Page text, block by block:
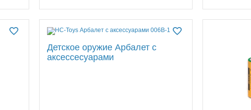
Детское оружие Арбалет с
аксессесуарами